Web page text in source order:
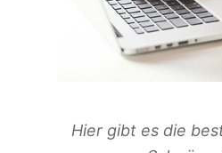
Hier gibt es die